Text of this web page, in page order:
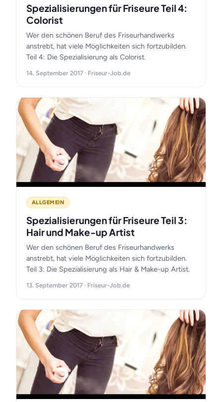
Spezialisierungen für Friseure Teil 4:
Colorist
Wer den schönen Beruf des Friseurhandwerks
anstrebt, hat viele Möglichkeiten sich fortzubilden.
Teil 4: Die Spezialisierung als Colorist.
14. September 2017 · Friseur-Job.de
ALLGEMEIN
Spezialisierungen für Friseure Teil 3:
Hair und Make-up Artist
Wer den schönen Beruf des Friseurhandwerks
anstrebt, hat viele Möglichkeiten sich fortzubilden.
Teil 3: Die Spezialisierung als Hair & Make-up Artist.
13. September 2017 · Friseur-Job.de